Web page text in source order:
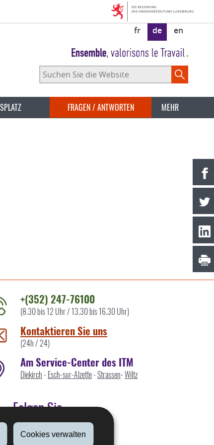
Cookies verwalten
fr de en
Suchen
Sie
WebsiteFRAGEN / ANTWORTEN MEHR
+(352) 247-76100
(8.30 bis 12 Uhr / 13.30 bis 16.30 Uhr)
Kontaktieren Sie uns
(24h / 24)
Am Service-Center des ITM
Diekirch- Esch-sur-Alzette-Strassen-Wiltz
Folgen Sie
Linkedin